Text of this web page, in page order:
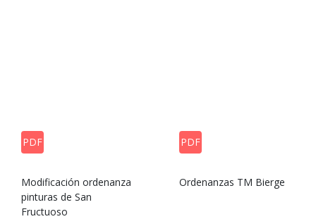
PDF
Modificación ordenanza
pinturas de San
Fructuoso
PDF
Ordenanzas TM Bierge